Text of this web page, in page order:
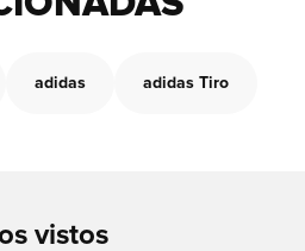
adidas adidas Tiro
vistos